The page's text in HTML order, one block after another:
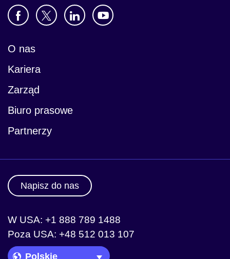
O nas
Kariera
Zarząd
Biuro prasowe
Partnerzy
Napisz do nas
W USA: +1 888 789 1488
Poza USA: +48 512 013 107
Language Picker